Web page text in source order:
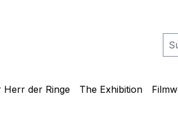
Herr der Ringe The Exhibition